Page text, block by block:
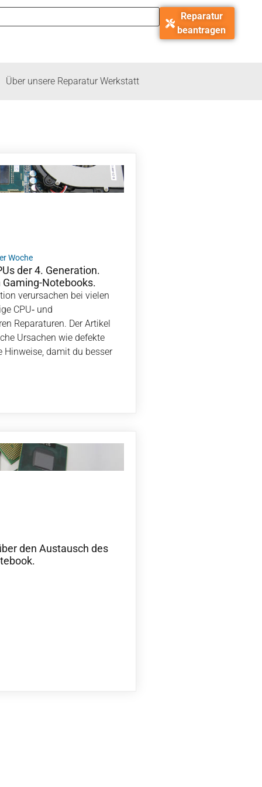
Reparatur
beantragen
Über unsere Reparatur Werkstatt
Woche
der 4. Generation.
Notebooks.
verursachen bei vielen
CPU‑ und
Reparaturen. Der Artikel
Ursachen wie defekte
Hinweise, damit du besser
den Austausch des